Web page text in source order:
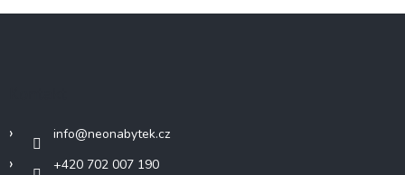
info@neonabytek.cz
+420 702 007 190